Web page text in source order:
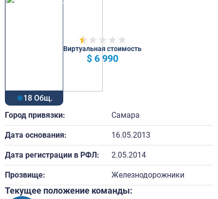
18 Общ.
Виртуальная стоимость
$ 6 990
Город привязки: Самара
Дата основания: 16.05.2013
Дата регистрации в РФЛ: 2.05.2014
Прозвище: Железнодорожники
Текущее положение команды: